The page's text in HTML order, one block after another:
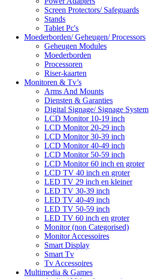
Screen Protectors/ Safeguards
Stands
Tablet Pc's
Moederborden/ Geheugen/ Processors
Geheugen Modules
Moederborden
Processoren
Riser-kaarten
Monitoren & Tv’s
Arms And Mounts
Diensten & Garanties
Digital Signage/ Signage System
LCD Monitor 10-19 inch
LCD Monitor 20-29 inch
LCD Monitor 30-39 inch
LCD Monitor 40-49 inch
LCD Monitor 50-59 inch
LCD Monitor 60 inch en groter
LCD TV 40 inch en groter
LED TV 29 inch en kleiner
LED TV 30-39 inch
LED TV 40-49 inch
LED TV 50-59 inch
LED TV 60 inch en groter
Monitor (non Categorised)
Monitor Accessoires
Smart Display
Smart Tv
Tv Accessoires
Multimedia & Games